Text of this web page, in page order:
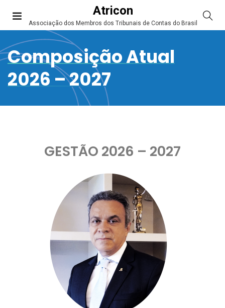
Atricon
Associação dos Membros dos Tribunais de Contas do Brasil
Composição Atual
2026 – 2027
GESTÃO 2026 – 2027